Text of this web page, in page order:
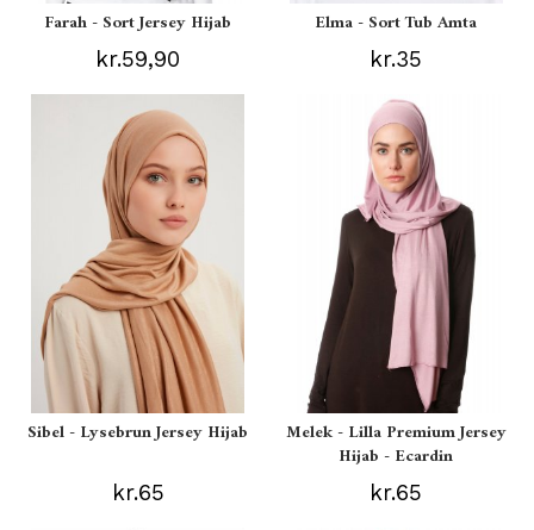
Farah - Sort Jersey Hijab
kr.59,90
Elma - Sort Tub Amta
kr.35
Sibel - Lysebrun Jersey Hijab
kr.65
Melek - Lilla Premium Jersey
Hijab - Ecardin
kr.65